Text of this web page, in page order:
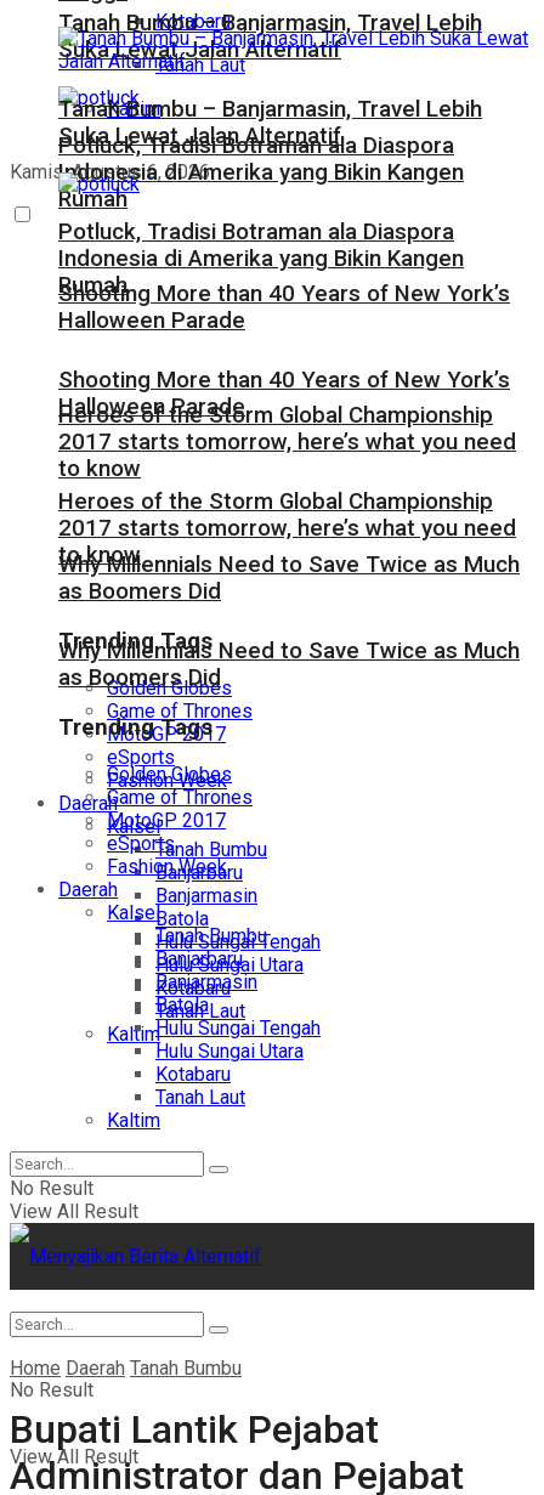
Kotabaru
Tanah Laut
Kaltim
Kamis, Agustus 6, 2026
Tanah Bumbu – Banjarmasin, Travel Lebih
Suka Lewat Jalan Alternatif
Potluck, Tradisi Botraman ala Diaspora
Indonesia di Amerika yang Bikin Kangen
Rumah
Shooting More than 40 Years of New York’s
Halloween Parade
Heroes of the Storm Global Championship
2017 starts tomorrow, here’s what you need
to know
Why Millennials Need to Save Twice as Much
as Boomers Did
Trending Tags
Golden Globes
Game of Thrones
MotoGP 2017
eSports
Fashion Week
Daerah
Kalsel
Tanah Bumbu
Banjarbaru
Banjarmasin
Batola
Hulu Sungai Tengah
Hulu Sungai Utara
Kotabaru
Tanah Laut
Kaltim
Tanah Bumbu – Banjarmasin, Travel Lebih
Suka Lewat Jalan Alternatif
Potluck, Tradisi Botraman ala Diaspora
Indonesia di Amerika yang Bikin Kangen
Rumah
Shooting More than 40 Years of New York’s
Halloween Parade
Heroes of the Storm Global Championship
2017 starts tomorrow, here’s what you need
to know
Why Millennials Need to Save Twice as Much
as Boomers Did
Trending Tags
Golden Globes
Game of Thrones
MotoGP 2017
eSports
Fashion Week
Daerah
Kalsel
Tanah Bumbu
Banjarbaru
Banjarmasin
Batola
Hulu Sungai Tengah
Hulu Sungai Utara
Kotabaru
Tanah Laut
Kaltim
No Result
View All Result
No Result
View All Result
Home Daerah Tanah Bumbu
Bupati Lantik Pejabat
Administrator dan Pejabat